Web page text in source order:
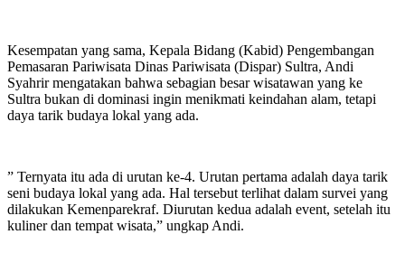
Kesempatan yang sama, Kepala Bidang (Kabid) Pengembangan
Pemasaran Pariwisata Dinas Pariwisata (Dispar) Sultra, Andi
Syahrir mengatakan bahwa sebagian besar wisatawan yang ke
Sultra bukan di dominasi ingin menikmati keindahan alam, tetapi
daya tarik budaya lokal yang ada.
” Ternyata itu ada di urutan ke-4. Urutan pertama adalah daya tarik
seni budaya lokal yang ada. Hal tersebut terlihat dalam survei yang
dilakukan Kemenparekraf. Diurutan kedua adalah event, setelah itu
kuliner dan tempat wisata,” ungkap Andi.